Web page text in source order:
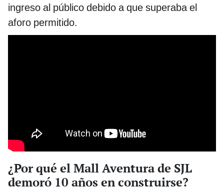
ingreso al público debido a que superaba el
aforo permitido.
¿Por qué el Mall Aventura de SJL
demoró 10 años en construirse?